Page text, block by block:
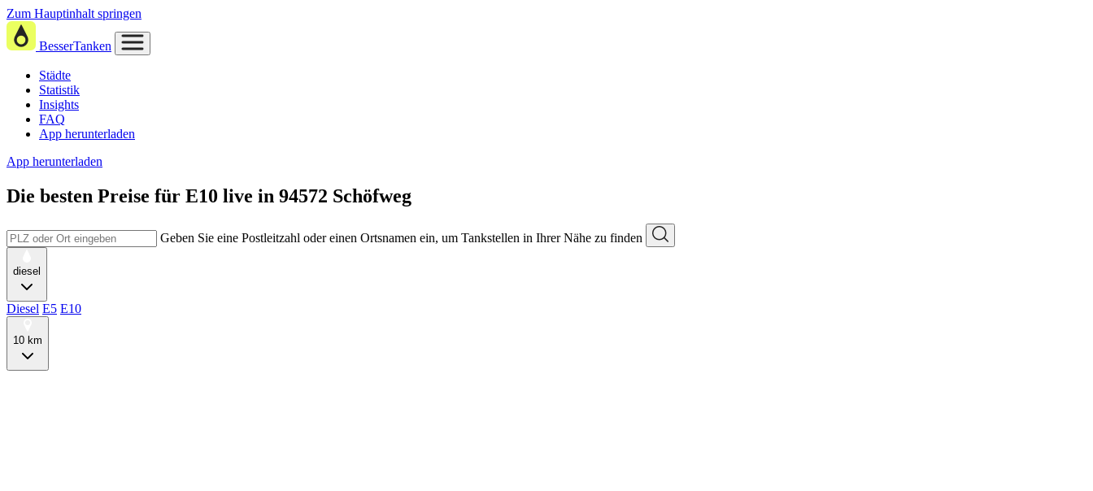
Zum Hauptinhalt springen
BesserTanken
Städte
Statistik
Insights
FAQ
App herunterladen
App herunterladen
Die besten Preise für E10 live in 94572 Schöfweg
Geben Sie eine Postleitzahl oder einen Ortsnamen ein, um Tankstellen in Ihrer Nähe zu finden
diesel
Diesel E5 E10
10 km